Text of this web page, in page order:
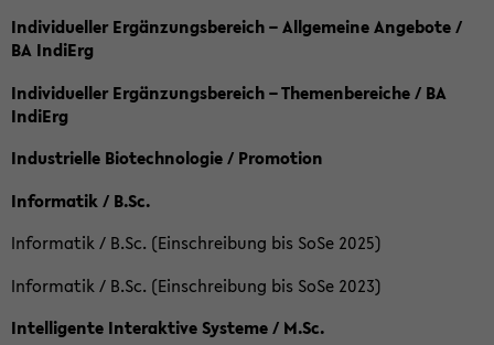
Individueller Ergänzungsbereich – Allgemeine Angebote /
BA IndiErg
Individueller Ergänzungsbereich – Themenbereiche / BA
IndiErg
Industrielle Biotechnologie / Promotion
Informatik / B.Sc.
Informatik / B.Sc. (Einschreibung bis SoSe 2025)
Informatik / B.Sc. (Einschreibung bis SoSe 2023)
Intelligente Interaktive Systeme / M.Sc.